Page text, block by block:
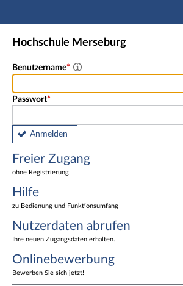
Hauptnavigation
Freier Zugang
Nutzerdaten abrufen
Fußzeile
Hochschule Merseburg
Benutzername
Passwort
Anmelden
Freier Zugang
ohne Registrierung
Hilfe
zu Bedienung und Funktionsumfang
Nutzerdaten abrufen
Ihre neuen Zugangsdaten erhalten.
Onlinebewerbung
Bewerben Sie sich jetzt!